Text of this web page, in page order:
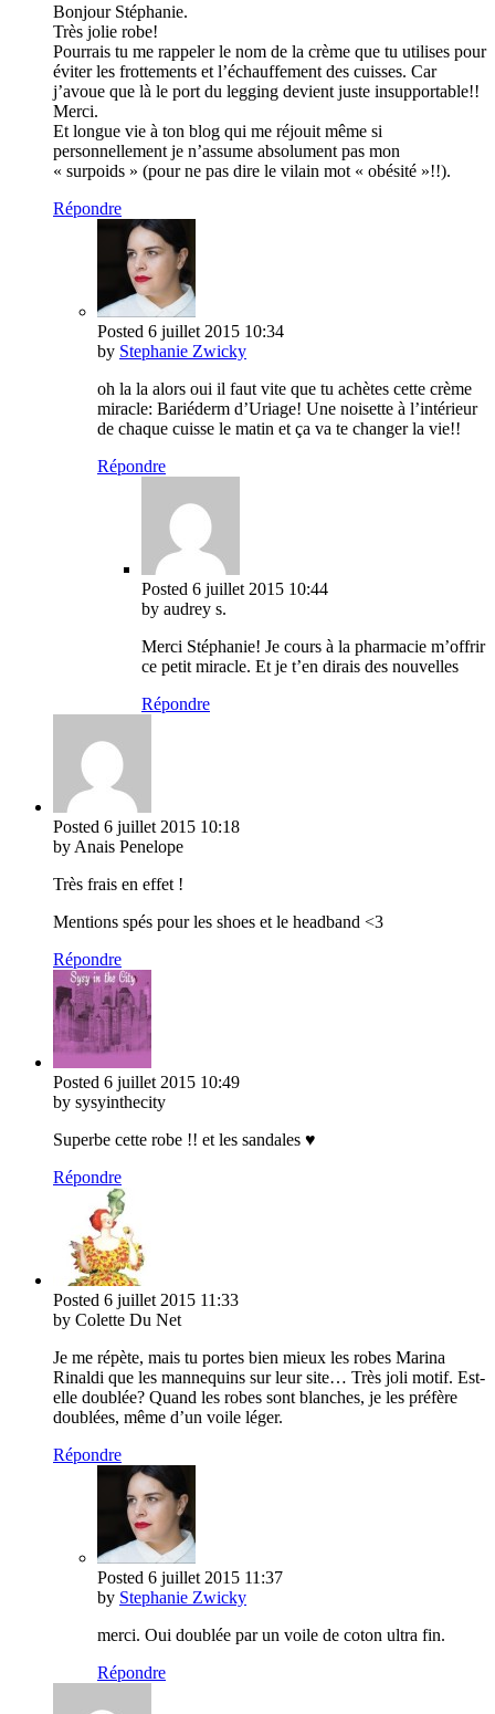
Bonjour Stéphanie.
Très jolie robe!
Pourrais tu me rappeler le nom de la crème que tu utilises pour
éviter les frottements et l’échauffement des cuisses. Car
j’avoue que là le port du legging devient juste insupportable!!
Merci.
Et longue vie à ton blog qui me réjouit même si
personnellement je n’assume absolument pas mon
« surpoids » (pour ne pas dire le vilain mot « obésité »!!).
Répondre
Posted 6 juillet 2015 10:34
by Stephanie Zwicky
oh la la alors oui il faut vite que tu achètes cette crème
miracle: Bariéderm d’Uriage! Une noisette à l’intérieur
de chaque cuisse le matin et ça va te changer la vie!!
Répondre
Posted 6 juillet 2015 10:44
by audrey s.
Merci Stéphanie! Je cours à la pharmacie m’offrir
ce petit miracle. Et je t’en dirais des nouvelles
Répondre
Posted 6 juillet 2015 10:18
by Anais Penelope
Très frais en effet !
Mentions spés pour les shoes et le headband <3
Répondre
Posted 6 juillet 2015 10:49
by sysyinthecity
Superbe cette robe !! et les sandales ♥
Répondre
Posted 6 juillet 2015 11:33
by Colette Du Net
Je me répète, mais tu portes bien mieux les robes Marina
Rinaldi que les mannequins sur leur site… Très joli motif. Est-
elle doublée? Quand les robes sont blanches, je les préfère
doublées, même d’un voile léger.
Répondre
Posted 6 juillet 2015 11:37
by Stephanie Zwicky
merci. Oui doublée par un voile de coton ultra fin.
Répondre